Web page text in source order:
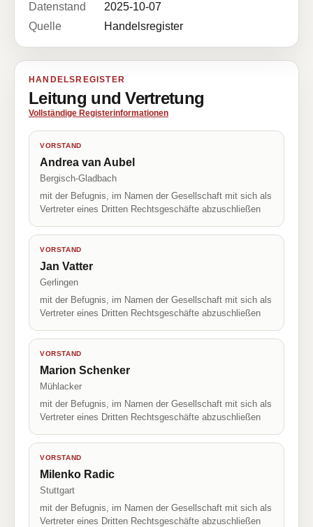
Datenstand
2025-10-07
Quelle
Handelsregister
HANDELSREGISTER
Leitung und Vertretung
Vollständige Registerinformationen
VORSTAND
Andrea van Aubel
Bergisch-Gladbach
mit der Befugnis, im Namen der Gesellschaft mit sich als
Vertreter eines Dritten Rechtsgeschäfte abzuschließen
VORSTAND
Jan Vatter
Gerlingen
mit der Befugnis, im Namen der Gesellschaft mit sich als
Vertreter eines Dritten Rechtsgeschäfte abzuschließen
VORSTAND
Marion Schenker
Mühlacker
mit der Befugnis, im Namen der Gesellschaft mit sich als
Vertreter eines Dritten Rechtsgeschäfte abzuschließen
VORSTAND
Milenko Radic
Stuttgart
mit der Befugnis, im Namen der Gesellschaft mit sich als
Vertreter eines Dritten Rechtsgeschäfte abzuschließen